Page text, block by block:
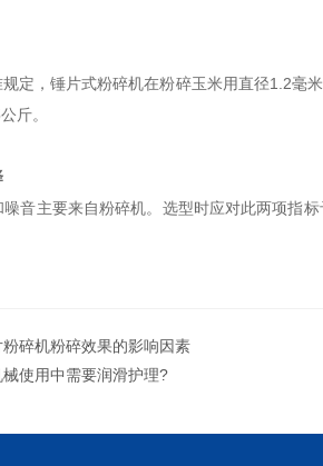
，锤片式粉碎机在粉碎玉米用直径1.2毫米
斤。
主要来自粉碎机。选型时应对此两项指标
碎机粉碎效果的影响因素
使用中需要润滑护理?